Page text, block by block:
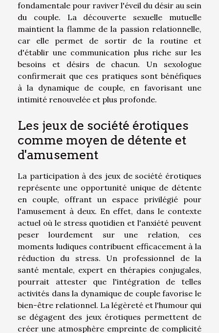
fondamentale pour raviver l'éveil du désir au sein
du couple. La découverte sexuelle mutuelle
maintient la flamme de la passion relationnelle,
car elle permet de sortir de la routine et
d'établir une communication plus riche sur les
besoins et désirs de chacun. Un sexologue
confirmerait que ces pratiques sont bénéfiques
à la dynamique de couple, en favorisant une
intimité renouvelée et plus profonde.
Les jeux de société érotiques
comme moyen de détente et
d'amusement
La participation à des jeux de société érotiques
représente une opportunité unique de détente
en couple, offrant un espace privilégié pour
l'amusement à deux. En effet, dans le contexte
actuel où le stress quotidien et l'anxiété peuvent
peser lourdement sur une relation, ces
moments ludiques contribuent efficacement à la
réduction du stress. Un professionnel de la
santé mentale, expert en thérapies conjugales,
pourrait attester que l'intégration de telles
activités dans la dynamique de couple favorise le
bien-être relationnel. La légèreté et l'humour qui
se dégagent des jeux érotiques permettent de
créer une atmosphère empreinte de complicité